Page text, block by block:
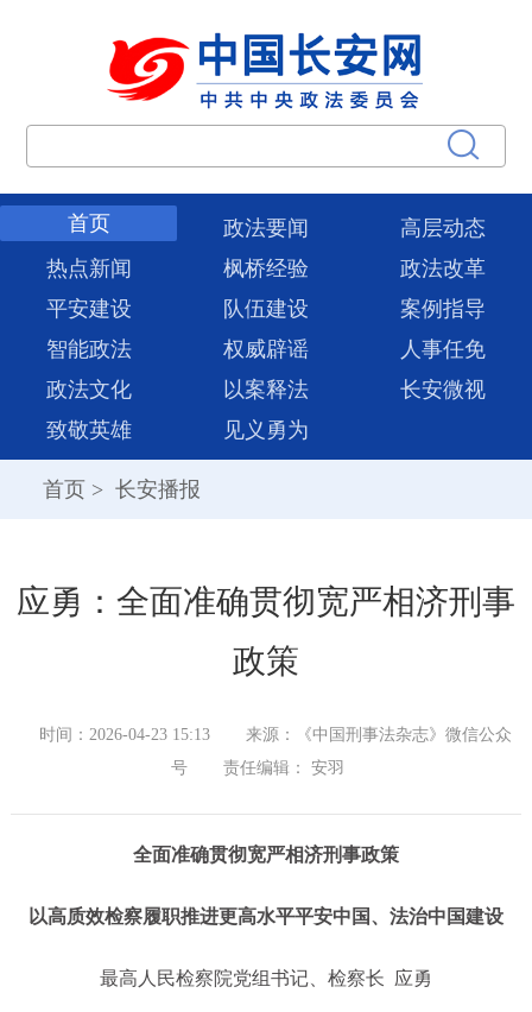
首页 政法要闻
高层动态
热点新闻
枫桥经验
政法改革
平安建设
队伍建设
案例指导
智能政法
权威辟谣
人事任免
政法文化
以案释法
长安微视
致敬英雄
见义勇为
首页 > 长安播报
应勇：全面准确贯彻宽严相济刑事
政策
时间：2026-04-23 15:13
来源：《中国刑事法杂志》微信公众
号
责任编辑： 安羽
全面准确贯彻宽严相济刑事政策
以高质效检察履职推进更高水平平安中国、法治中国建设
最高人民检察院党组书记、检察长 应勇